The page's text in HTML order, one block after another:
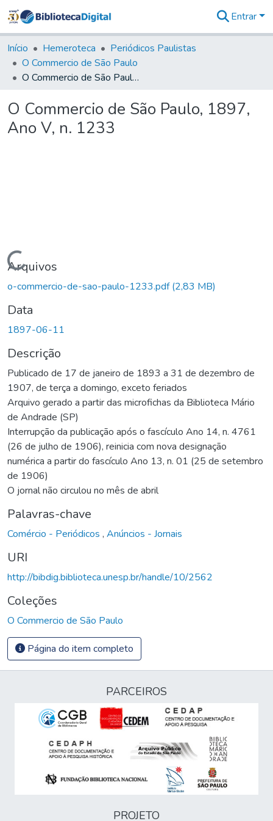
&
Coleções
Tudo na
Biblioteca
Estatísticas
Entrar
Início Hemeroteca
Periódicos Paulistas
O Commercio de São Paulo
O Commercio de São Paulo, 1897, Ano V, n. 1233
O Commercio de São Paulo, 1897,
Ano V, n. 1233
Carregando...
Arquivos
o-commercio-de-sao-paulo-1233.pdf(2,83 MB)
Data
1897-06-11
Descrição
Publicado de 17 de janeiro de 1893 a 31 de dezembro de
1907, de terça a domingo, exceto feriados
Arquivo gerado a partir das microfichas da Biblioteca Mário
de Andrade (SP)
Interrupção da publicação após o fascículo Ano 14, n. 4761
(26 de julho de 1906), reinicia com nova designação
numérica a partir do fascículo Ano 13, n. 01 (25 de setembro
de 1906)
O jornal não circulou no mês de abril
Palavras-chave
Comércio - Periódicos , Anúncios - Jornais
URI
http://bibdig.biblioteca.unesp.br/handle/10/2562
Coleções
O Commercio de São Paulo
Página do item completo
PARCEIROS
PROJETO